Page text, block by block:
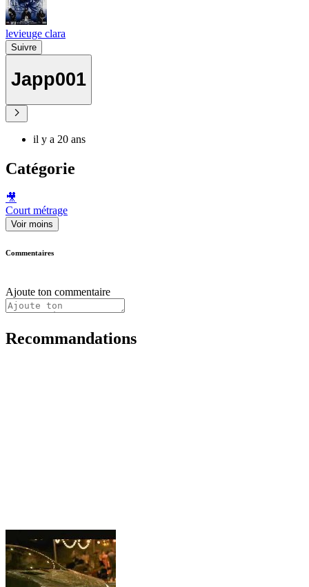
levieuge clara
Suivre
Japp001
il y a 20 ans
Catégorie
🎥
Court métrage
Voir moins
Commentaires
Ajoute ton commentaire
Recommandations